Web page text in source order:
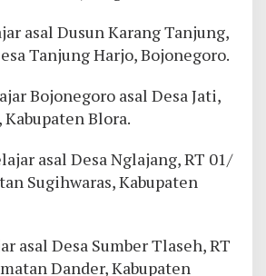
asal Dusun Karang Tanjung,
Tanjung Harjo, Bojonegoro.
Bojonegoro asal Desa Jati,
Blora.
asal Desa Nglajang, RT 01/
Sugihwaras, Kabupaten
asal Desa Sumber Tlaseh, RT
Dander, Kabupaten